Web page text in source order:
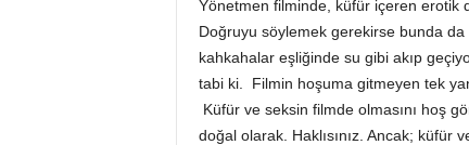
Yönetmen filminde, küfür içeren erotik
Doğruyu söylemek gerekirse bunda da
kahkahalar eşliğinde su gibi akıp
tabi ki. Filmin hoşuma gitmeyen tek
Küfür ve seksin filmde olmasını hoş
doğal olarak. Haklısınız. Ancak;